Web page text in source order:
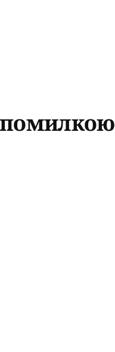
помилкою